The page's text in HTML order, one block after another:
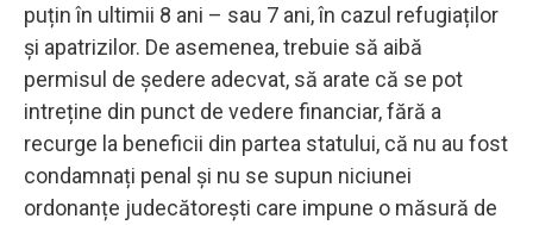
puțin în ultimii 8 ani – sau 7 ani, în cazul refugiaților
și apatrizilor. De asemenea, trebuie să aibă
permisul de ședere adecvat, să arate că se pot
intreține din punct de vedere financiar, fără a
recurge la beneficii din partea statului, că nu au fost
condamnați penal și nu se supun niciunei
ordonanțe judecătorești care impune o măsură de